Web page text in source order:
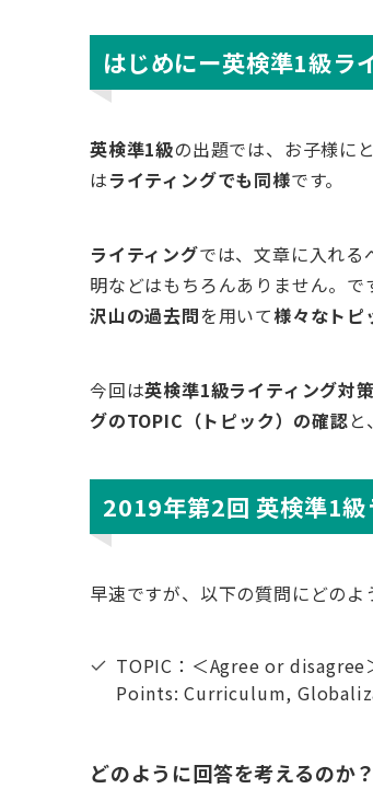
はじめにー英検準1級ラ
英検準1級の出題では、お子様に
はライティングでも同様です。
ライティングでは、文章に入れる
明などはもちろんありません。
沢山の過去問を用いて様々なトピ
今回は英検準1級ライティング対策
グのTOPIC（トピック）の確認
2019年第2回 英検準1級
早速ですが、以下の質問にどのよ
TOPIC：＜Agree or
Points: Curriculum,
どのように回答を考えるのか？